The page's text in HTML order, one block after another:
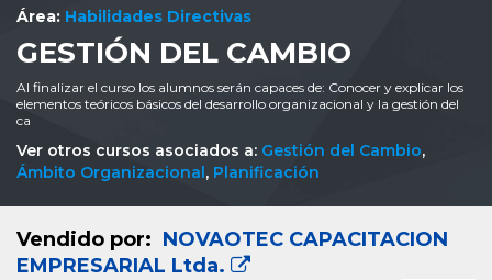
Área: Habilidades Directivas
GESTIÓN DEL CAMBIO
Al finalizar el curso los alumnos serán capaces de: Conocer y explicar los
elementos teóricos básicos del desarrollo organizacional y la gestión del
ca
Ver otros cursos asociados a: Gestión del Cambio,
Ámbito Organizacional, Planificación
Vendido por: NOVAOTEC CAPACITACION
EMPRESARIAL Ltda.